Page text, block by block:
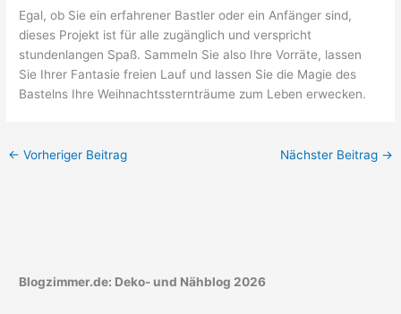
Egal, ob Sie ein erfahrener Bastler oder ein Anfänger sind,
dieses Projekt ist für alle zugänglich und verspricht
stundenlangen Spaß. Sammeln Sie also Ihre Vorräte, lassen
Sie Ihrer Fantasie freien Lauf und lassen Sie die Magie des
Bastelns Ihre Weihnachtssternträume zum Leben erwecken.
← Vorheriger Beitrag Nächster Beitrag →
Blogzimmer.de: Deko- und Nähblog 2026